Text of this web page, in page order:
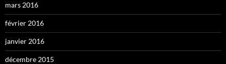
mars 2016
février 2016
janvier 2016
décembre 2015